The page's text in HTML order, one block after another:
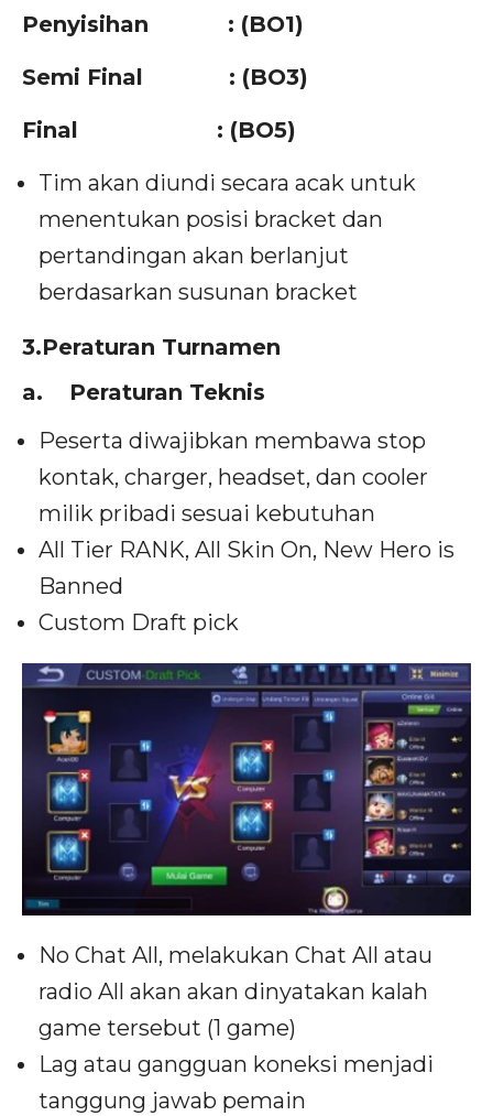
Penyisihan : (BO1)
Semi Final : (BO3)
Final : (BO5)
Tim akan diundi secara acak untuk
menentukan posisi bracket dan
pertandingan akan berlanjut
berdasarkan susunan bracket
3.Peraturan Turnamen
a. Peraturan Teknis
Peserta diwajibkan membawa stop
kontak, charger, headset, dan cooler
milik pribadi sesuai kebutuhan
All Tier RANK, All Skin On, New Hero is
Banned
Custom Draft pick
No Chat All, melakukan Chat All atau
radio All akan akan dinyatakan kalah
game tersebut (1 game)
Lag atau gangguan koneksi menjadi
tanggung jawab pemain